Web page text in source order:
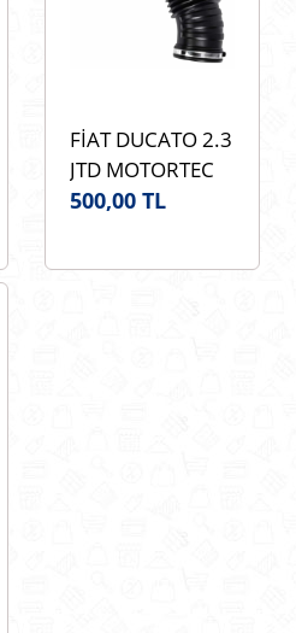
FİAT DUCATO 2.3
JTD MOTORTEC
PEG0795 HAVA
500,00 TL